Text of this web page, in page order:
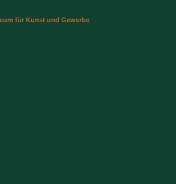
für Kunst und Gewerbe